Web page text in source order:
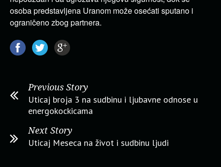
osoba predstavljena Uranom može osećati sputano i
ograničeno zbog partnera.
Previous Story
Uticaj broja 3 na sudbinu i ljubavne odnose u
energokockicama
Next Story
Uticaj Meseca na život i sudbinu ljudi